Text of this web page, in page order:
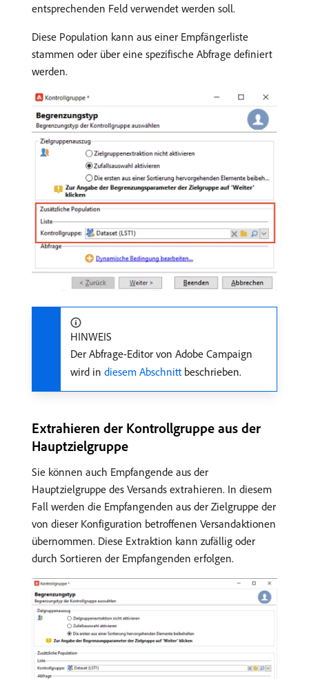
entsprechenden Feld verwendet werden soll.
Diese Population kann aus einer Empfängerliste
stammen oder über eine spezifische Abfrage definiert
werden.
HINWEIS
Der Abfrage-Editor von Adobe Campaign
wird in diesem Abschnitt beschrieben.
Extrahieren der Kontrollgruppe aus der
Hauptzielgruppe
Sie können auch Empfangende aus der
Hauptzielgruppe des Versands extrahieren. In diesem
Fall werden die Empfangenden aus der Zielgruppe der
von dieser Konfiguration betroffenen Versandaktionen
übernommen. Diese Extraktion kann zufällig oder
durch Sortieren der Empfangenden erfolgen.